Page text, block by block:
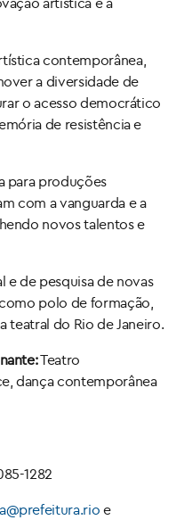
contemporânea,
a diversidade de
o acesso democrático
de resistência e
para produções
com a vanguarda e a
novos talentos e
e de pesquisa de novas
polo de formação,
teatral do Rio de Janeiro.
Teatro
dança contemporânea
1282
e